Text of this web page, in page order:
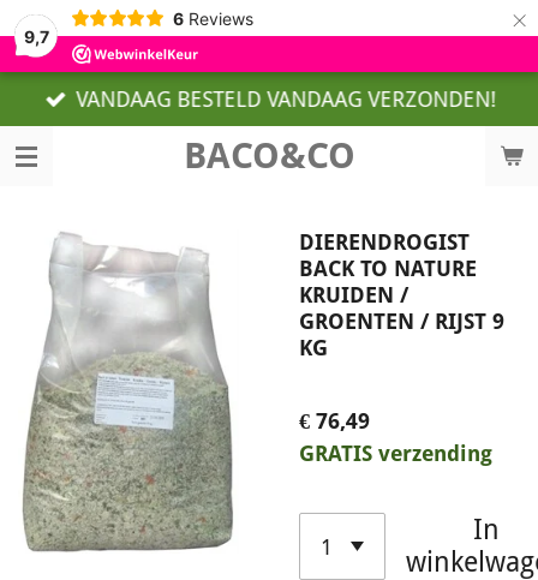
9,7
6 Reviews ×
BACO&CO
VANDAAG BESTELD VANDAAG VERZONDEN!
DIERENDROGIST
BACK TO NATURE
KRUIDEN /
GROENTEN / RIJST 9
KG
€ 76,49
GRATIS verzending
In